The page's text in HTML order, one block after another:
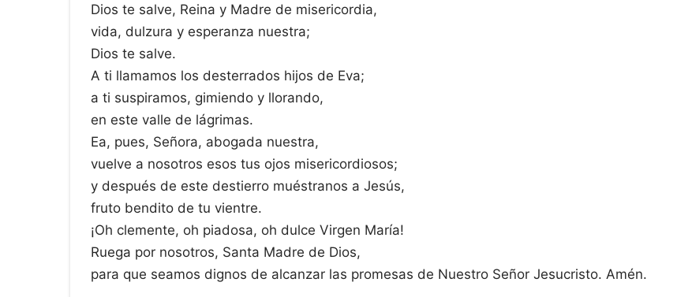
Dios te salve, Reina y Madre de misericordia,
vida, dulzura y esperanza nuestra;
Dios te salve.
A ti llamamos los desterrados hijos de Eva;
a ti suspiramos, gimiendo y llorando,
en este valle de lágrimas.
Ea, pues, Señora, abogada nuestra,
vuelve a nosotros esos tus ojos misericordiosos;
y después de este destierro muéstranos a Jesús,
fruto bendito de tu vientre.
¡Oh clemente, oh piadosa, oh dulce Virgen María!
Ruega por nosotros, Santa Madre de Dios,
para que seamos dignos de alcanzar las promesas de Nuestro Señor Jesucristo. Amén.